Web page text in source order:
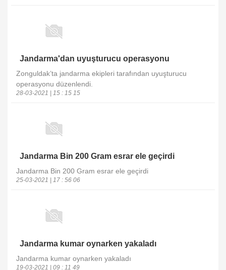
Jandarma'dan uyuşturucu operasyonu
Zonguldak’ta jandarma ekipleri tarafından uyuşturucu
operasyonu düzenlendi.
28-03-2021 | 15 : 15 15
Jandarma Bin 200 Gram esrar ele geçirdi
Jandarma Bin 200 Gram esrar ele geçirdi
25-03-2021 | 17 : 56 06
Jandarma kumar oynarken yakaladı
Jandarma kumar oynarken yakaladı
19-03-2021 | 09 : 11 49